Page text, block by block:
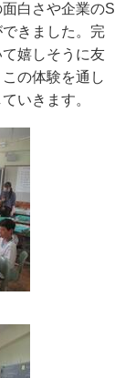
白さや企業のS
きました。完
嬉しそうに友
の体験を通し
いきます。